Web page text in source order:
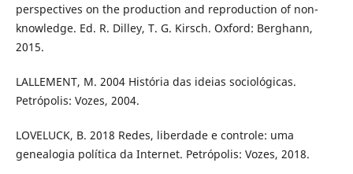
perspectives on the production and reproduction of non-
knowledge. Ed. R. Dilley, T. G. Kirsch. Oxford: Berghann,
2015.
LALLEMENT, M. 2004 História das ideias sociológicas.
Petrópolis: Vozes, 2004.
LOVELUCK, B. 2018 Redes, liberdade e controle: uma
genealogia política da Internet. Petrópolis: Vozes, 2018.